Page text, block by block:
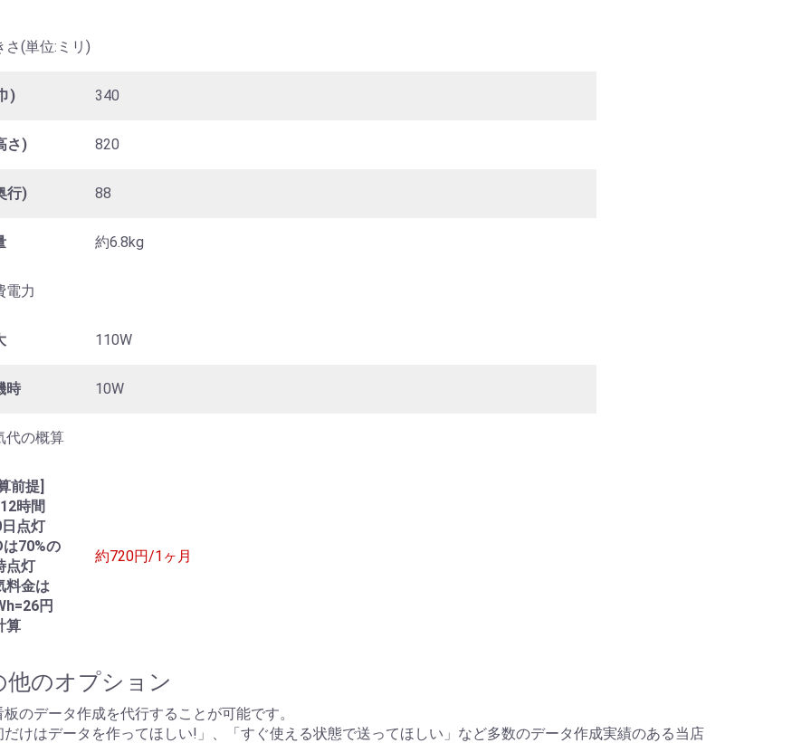
さ(単位:ミリ)
) 340
さ) 820
行) 88
約6.8kg
電力
110W
時 10W
代の概算
前提]
時間
点灯
は70%の
点灯
料金は
円
算
約720円/1ヶ月
他のオプション
のデータ作成を代行することが可能です。
だけはデータを作ってほしい!」、「すぐ使える状態で送ってほしい」など多数のデータ作成実績のある当店